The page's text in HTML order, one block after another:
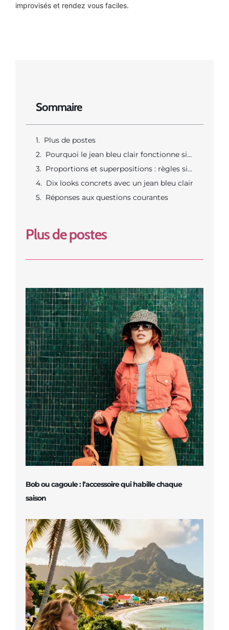
Sommaire
Plus de postes
Pourquoi le jean bleu clair fonctionne si bien
Proportions et superpositions : règles simples
Dix looks concrets avec un jean bleu clair
Réponses aux questions courantes
Plus de postes
Bob ou cagoule : l’accessoire qui habille chaque
saison
improvisés et rendez vous faciles.